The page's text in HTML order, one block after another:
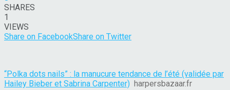
SHARES
1
VIEWS
Share on FacebookShare on Twitter
“Polka dots nails” : la manucure tendance de l’été (validée par
Hailey Bieber et Sabrina Carpenter) harpersbazaar.fr